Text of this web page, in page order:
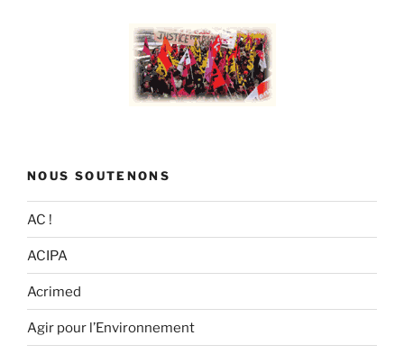
NOUS SOUTENONS
AC !
ACIPA
Acrimed
Agir pour l’Environnement